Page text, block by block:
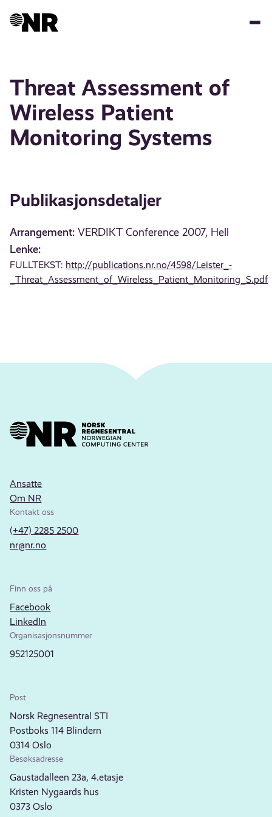
Threat Assessment of
Wireless Patient
Monitoring Systems
Publikasjonsdetaljer
Arrangement: VERDIKT Conference 2007, Hell
Lenke:
FULLTEKST: http://publications.nr.no/4598/Leister_-
_Threat_Assessment_of_Wireless_Patient_Monitoring_S.pdf
Ansatte
Om NR
Kontakt oss
(+47) 2285 2500
nr@nr.no
Finn oss på
Facebook
LinkedIn
Organisasjonsnummer
952125001
Post
Norsk Regnesentral STI
Postboks 114 Blindern
0314 Oslo
Besøksadresse
Gaustadalleen 23a, 4.etasje
Kristen Nygaards hus
0373 Oslo